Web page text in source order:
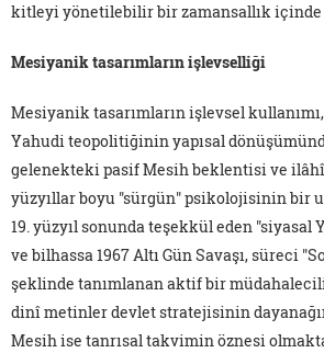
kitleyi yönetilebilir bir zamansallık içinde
Mesiyanik tasarımların işlevselliği
Mesiyanik tasarımların işlevsel
Yahudi teopolitiğinin yapısal
gelenekteki pasif Mesih beklentisi ve
yüzyıllar boyu "sürgün" psikolojisinin bir
19. yüzyıl sonunda teşekkül eden
ve bilhassa 1967 Altı Gün Savaşı, süreci
şeklinde tanımlanan aktif bir
dinî metinler devlet stratejisinin
Mesih ise tanrısal takvimin öznesi